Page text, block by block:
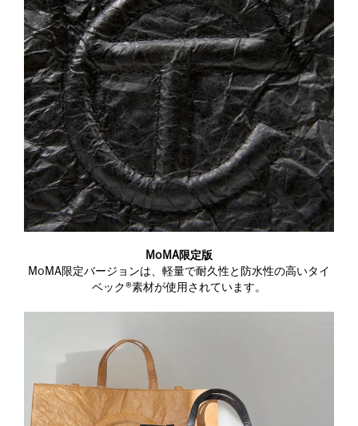
MoMA限定版
MoMA限定バージョンは、軽量で耐久性と防水性の高いタイ
ベック®素材が使用されています。